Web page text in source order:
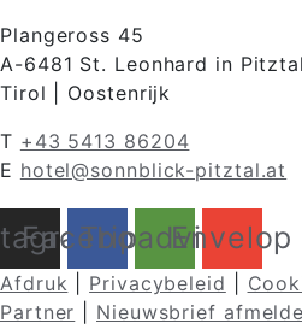
Plangeross 45
A-6481 St. Leonhard in Pitztal
Tirol | Oostenrijk
T +43 5413 86204
E hotel@sonnblick-pitztal.at
Facebook
Tripadvisor
Envelop
Afdruk Privacybeleid
Partner
Nieuwsbrief